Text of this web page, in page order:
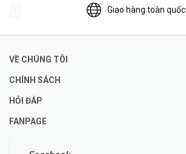
Giao hàng toàn quốc
VỀ CHÚNG TÔI
CHÍNH SÁCH
HỎI ĐÁP
FANPAGE